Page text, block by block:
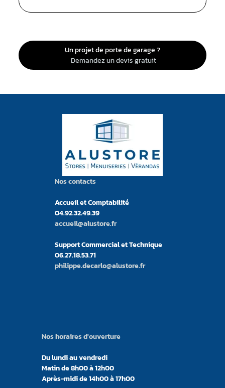
Un projet de porte de garage ?
Demandez un devis gratuit
Nos contacts
Accueil et Comptabilité
04.92.32.49.39
accueil@alustore.fr
Support Commercial et Technique
06.27.18.53.71
philippe.decarlo@alustore.fr
Nos horaires d'ouverture
Du lundi au vendredi
Matin de 8h00 à 12h00
Après-midi de 14h00 à 17h00